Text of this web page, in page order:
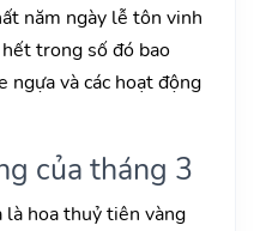
năm ngày lễ tôn vinh
trong số đó bao
ngựa và các hoạt động
của tháng 3
là hoa thuỷ tiên vàng